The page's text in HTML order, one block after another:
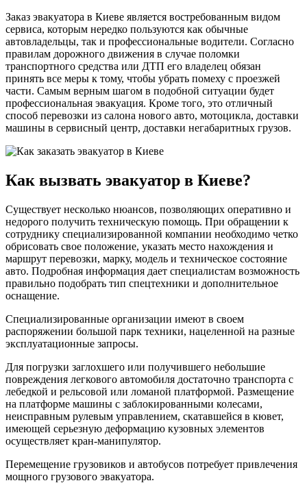
Заказ эвакуатора в Киеве является востребованным видом
сервиса, которым нередко пользуются как обычные
автовладельцы, так и профессиональные водители. Согласно
правилам дорожного движения в случае поломки
транспортного средства или ДТП его владелец обязан
принять все меры к тому, чтобы убрать помеху с проезжей
части. Самым верным шагом в подобной ситуации будет
профессиональная эвакуация. Кроме того, это отличный
способ перевозки из салона нового авто, мотоцикла, доставки
машины в сервисный центр, доставки негабаритных грузов.
Как вызвать эвакуатор в Киеве?
Существует несколько нюансов, позволяющих оперативно и
недорого получить техническую помощь. При обращении к
сотруднику специализированной компании необходимо четко
обрисовать свое положение, указать место нахождения и
маршрут перевозки, марку, модель и техническое состояние
авто. Подробная информация дает специалистам возможность
правильно подобрать тип спецтехники и дополнительное
оснащение.
Специализированные организации имеют в своем
распоряжении большой парк техники, нацеленной на разные
эксплуатационные запросы.
Для погрузки заглохшего или получившего небольшие
повреждения легкового автомобиля достаточно транспорта с
лебедкой и рельсовой или ломаной платформой. Размещение
на платформе машины с заблокированными колесами,
неисправным рулевым управлением, скатавшейся в кювет,
имеющей серьезную деформацию кузовных элементов
осуществляет кран-манипулятор.
Перемещение грузовиков и автобусов потребует привлечения
мощного грузового эвакуатора.